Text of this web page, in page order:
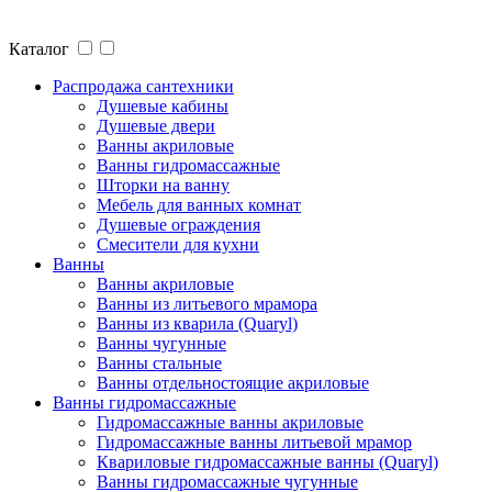
Каталог
Распродажа сантехники
Душевые кабины
Душевые двери
Ванны акриловые
Ванны гидромассажные
Шторки на ванну
Мебель для ванных комнат
Душевые ограждения
Смесители для кухни
Ванны
Ванны акриловые
Ванны из литьевого мрамора
Ванны из кварила (Quaryl)
Ванны чугунные
Ванны стальные
Ванны отдельностоящие акриловые
Ванны гидромассажные
Гидромассажные ванны акриловые
Гидромассажные ванны литьевой мрамор
Квариловые гидромассажные ванны (Quaryl)
Ванны гидромассажные чугунные